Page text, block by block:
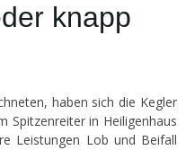
knapp
haben sich die Kegler
Spitzenreiter in Heiligenhaus
Leistungen Lob und Beifall